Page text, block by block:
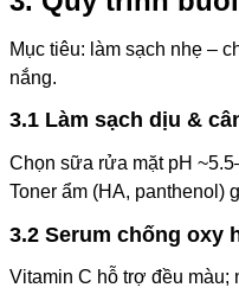
Mục tiêu: làm sạch nhẹ –
nắng.
3.1 Làm sạch dịu &
Chọn sữa rửa mặt pH
Toner ẩm (HA, panthenol)
3.2 Serum chống oxy
Vitamin C hỗ trợ đều màu;